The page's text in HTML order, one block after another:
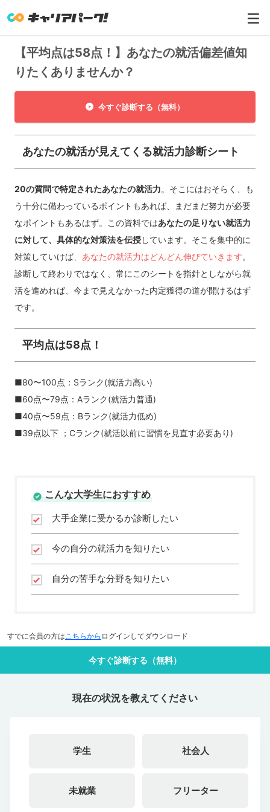
【平均点は58点！】あなたの就活偏差値知
りたくありませんか？
今すぐ診断する（無料）
あなたの就活が見えてくる就活力診断シート
20の質問で特定されたあなたの就活力。そこにはおそらく、も
う十分に備わっているポイントもあれば、まだまだ努力が必要
なポイントもあるはず。この資料ではあなたの足りない就活力
に対して、具体的な対策法を伝授しています。そこを集中的に
対策していけば 、あなたの就活力はどんどん伸びていきます。
診断して終わりではなく、常にこのシートを指針としながら就
活を進めれば、今まで見えなかった内定獲得の道が開けるはず
です。
平均点は58点！
■80〜100点：Sランク(就活力高い)
■60点〜79点：Aランク(就活力普通)
■40点〜59点：Bランク(就活力低め)
■39点以下 ；Cランク(就活以前に習慣を見直す必要あり)
こんな大学生におすすめ
大手企業に受かるか診断したい
今の自分の就活力を知りたい
自分の苦手な分野を知りたい
すでに会員の方は こちらから ログインしてダウンロード
今すぐ診断する（無料）
現在の状況を教えてください
学生 社会人
未就業 フリーター